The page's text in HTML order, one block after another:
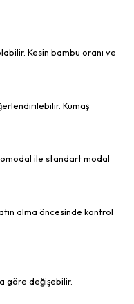
Kesin bambu oranı ve
Kumaş
ile standart modal
alma öncesinde kontrol
göre değişebilir.